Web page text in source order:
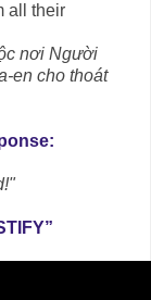
all their
nơi Người
en cho thoát